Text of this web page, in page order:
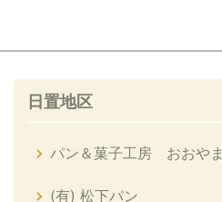
日置地区
パン＆菓子工房 おおやま
(有) 松下パン